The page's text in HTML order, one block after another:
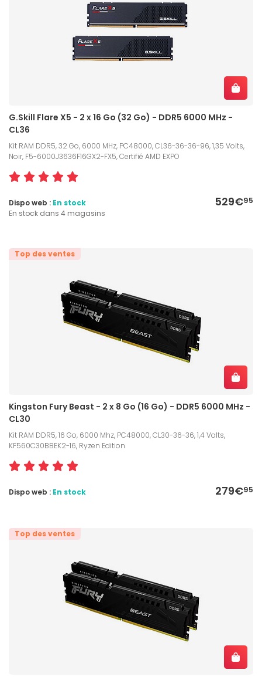
G.Skill Flare X5 - 2 x 16 Go (32 Go) - DDR5 6000 MHz -
CL36
Kit RAM DDR5, 32 Go, 6000 MHz, PC48000, CL36-36-36-96, 1,35 Volts,
Noir, F5-6000J3636F16GX2-FX5, Certifié AMD EXPO
529€95
Dispo web : En stock
En stock dans 4 magasins
Top des ventes
Kingston Fury Beast - 2 x 8 Go (16 Go) - DDR5 6000 MHz -
CL30
Kit RAM DDR5, 16 Go, 6000 Mhz, PC48000, CL30-36-36, 1,4 Volts,
KF560C30BBEK2-16, Ryzen Edition
279€95
Dispo web : En stock
Top des ventes